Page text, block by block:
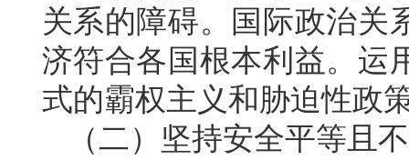
关系的障碍。国际政治关
济符合各国根本利益。运
式的霸权主义和胁迫性政
（二）坚持安全平等且